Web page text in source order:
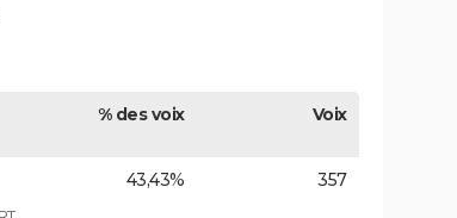
% des voix Voix
43,43% 357